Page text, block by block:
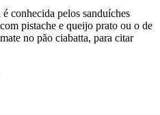
conhecida pelos sanduíches
pistache e queijo prato ou o de
no pão ciabatta, para citar